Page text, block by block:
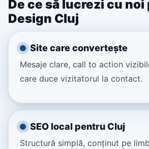
De ce să lucrezi cu
Design Cluj
Site care convertește
Mesaje clare, call to action
care duce vizitatorul la contact.
SEO local pentru Cluj
Structură simplă, conținut pe